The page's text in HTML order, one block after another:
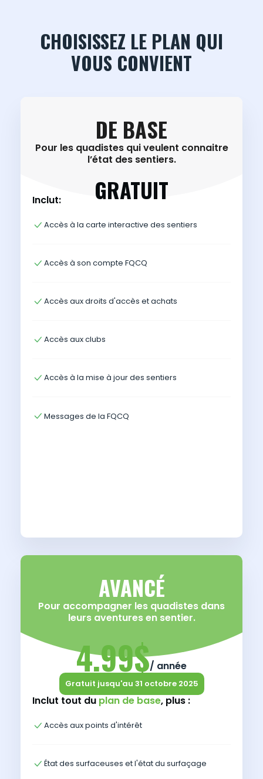
CHOISISSEZ LE PLAN QUI
VOUS CONVIENT
DE BASE
Pour les quadistes qui veulent connaitre
l’état des sentiers.
GRATUIT
Inclut:
Accès à la carte interactive des sentiers
Accès à son compte FQCQ
Accès aux droits d'accès et achats
Accès aux clubs
Accès à la mise à jour des sentiers
Messages de la FQCQ
AVANCÉ
Pour accompagner les quadistes dans
leurs aventures en sentier.
4.99$/ année
Gratuit jusqu'au 31 octobre 2025
Inclut tout du plan de base, plus :
Accès aux points d'intérêt
État des surfaceuses et l'état du surfaçage